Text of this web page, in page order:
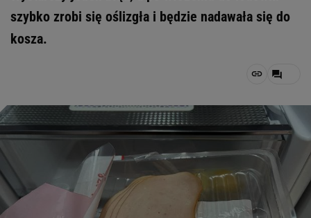
szybko zrobi się oślizgła i będzie nadawała się do
kosza.